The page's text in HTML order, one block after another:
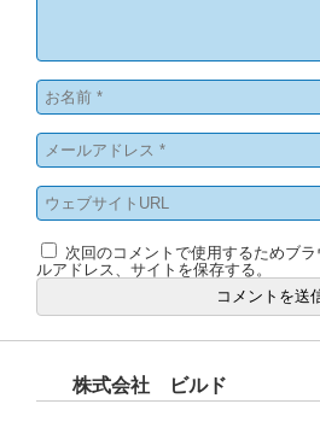
次回のコメントで使用するためブ
ルアドレス、サイトを保存する。
株式会社 ビルド